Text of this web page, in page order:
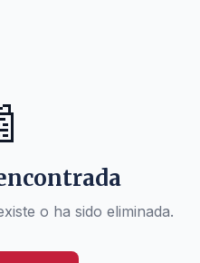
o ha sido eliminada.